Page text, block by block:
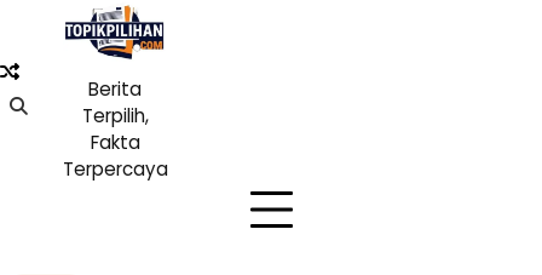
content
Berita
Terpilih,
Fakta
Terpercaya